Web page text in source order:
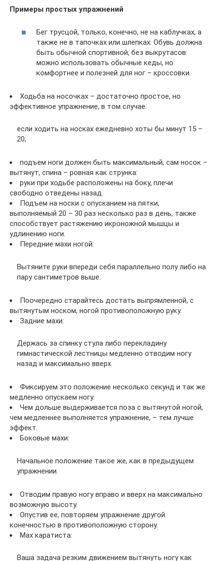
Примеры простых упражнений
Бег трусцой, только, конечно, не на каблучках, а
также не в тапочках или шлепках: Обувь должна
быть обычной спортивной, без выкрутасов:
можно использовать обычные кеды, но
комфортнее и полезней для ног – кроссовки.
Ходьба на носочках – достаточно простое, но
эффективное упражнение, в том случае:
если ходить на носках ежедневно хоты бы минут 15 –
20;
подъем ноги должен быть максимальный, сам носок –
вытянут, спина – ровная как струнка:
руки при ходьбе расположены на боку, плечи
свободно отведены назад.
Подъем на носки с опусканием на пятки,
выполняемый 20 – 30 раз несколько раз в день, также
способствует растяжению икроножной мышцы и
удлинению ноги.
Передние махи ногой:
Вытяните руки впереди себя параллельно полу либо на
пару сантиметров выше.
Поочередно старайтесь достать выпрямленной, с
вытянутым носком, ногой противоположную руку.
Задние махи:
Держась за спинку стула либо перекладину
гимнастической лестницы медленно отводим ногу
назад и максимально вверх.
Фиксируем это положение несколько секунд и так же
медленно опускаем ногу.
Чем дольше выдерживается поза с вытянутой ногой,
чем медленнее выполняется упражнение, – тем лучше
эффект.
Боковые махи:
Начальное положение такое же, как в предыдущем
упражнении.
Отводим правую ногу вправо и вверх на максимально
возможную высоту.
Опустив ее, повторяем упражнение другой
конечностью в противоположную сторону.
Мах каратиста:
Ваша задача резким движением вытянуть ногу как